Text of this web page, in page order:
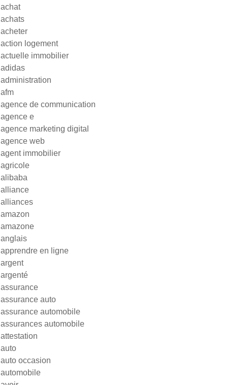
achat
achats
acheter
action logement
actuelle immobilier
adidas
administration
afm
agence de communication
agence e
agence marketing digital
agence web
agent immobilier
agricole
alibaba
alliance
alliances
amazon
amazone
anglais
apprendre en ligne
argent
argenté
assurance
assurance auto
assurance automobile
assurances automobile
attestation
auto
auto occasion
automobile